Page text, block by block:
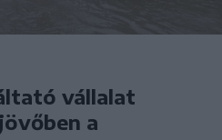
vállalat
a